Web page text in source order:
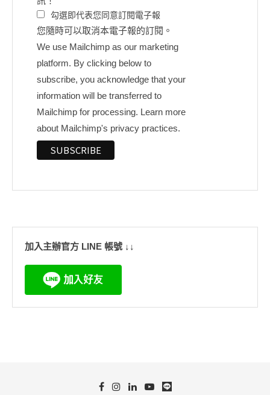
勾選即代表您同意訂閱電子報
您隨時可以取消本電子報的訂閱。
We use Mailchimp as our marketing
platform. By clicking below to
subscribe, you acknowledge that your
information will be transferred to
Mailchimp for processing. Learn more
about Mailchimp's privacy practices.
加入主辦官方 LINE 帳號 ↓↓